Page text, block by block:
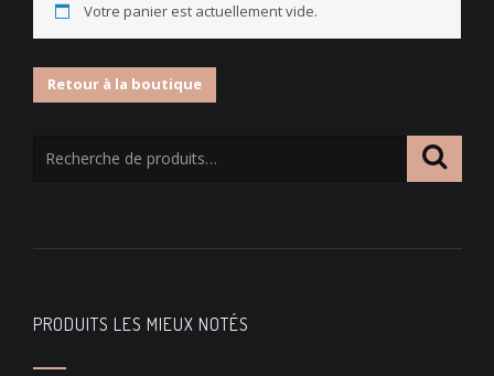
Votre panier est actuellement vide.
Retour à la boutique
PRODUITS LES MIEUX NOTÉS